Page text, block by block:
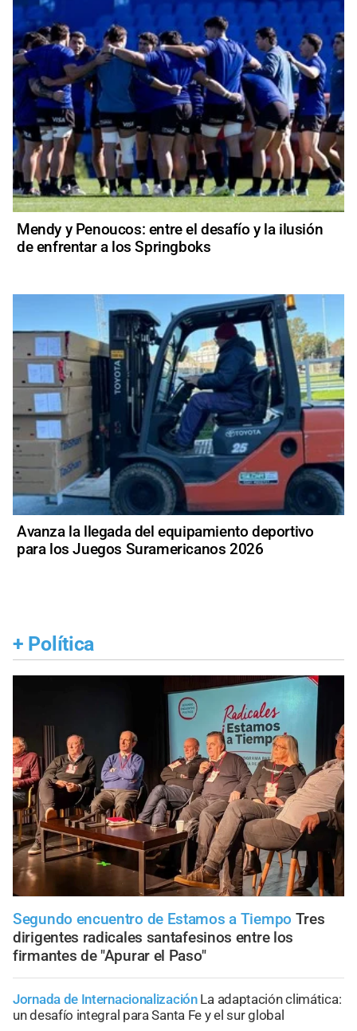
Mendy y Penoucos: entre el desafío y la ilusión
de enfrentar a los Springboks
Avanza la llegada del equipamiento deportivo
para los Juegos Suramericanos 2026
+ Política
Segundo encuentro de Estamos a Tiempo Tres
dirigentes radicales santafesinos entre los
firmantes de "Apurar el Paso"
Jornada de Internacionalización La adaptación climática:
un desafío integral para Santa Fe y el sur global